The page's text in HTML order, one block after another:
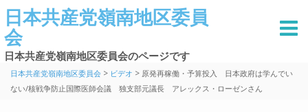
日本共産党嶺南地区委員
会
日本共産党嶺南地区委員会のページです
日本共産党嶺南地区委員会 > ビデオ > 原発再稼働・予算投入 日本政府は学んでい
ない/核戦争防止国際医師会議 独支部元議長 アレックス・ローゼンさん